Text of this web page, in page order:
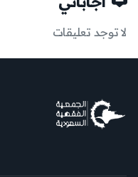
لا توجد تعليقات